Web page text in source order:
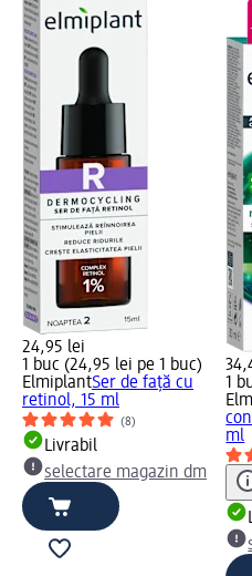
24,95 lei
1 buc (24,95 lei pe 1 buc)
ElmiplantSer de față cu
retinol, 15 ml
(8)
Livrabil
selectare magazin dm
1
ml